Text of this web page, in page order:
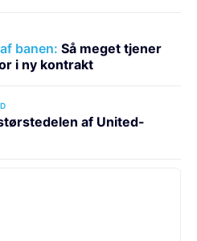
banen: Så meget tjener
i ny kontrakt
af United-